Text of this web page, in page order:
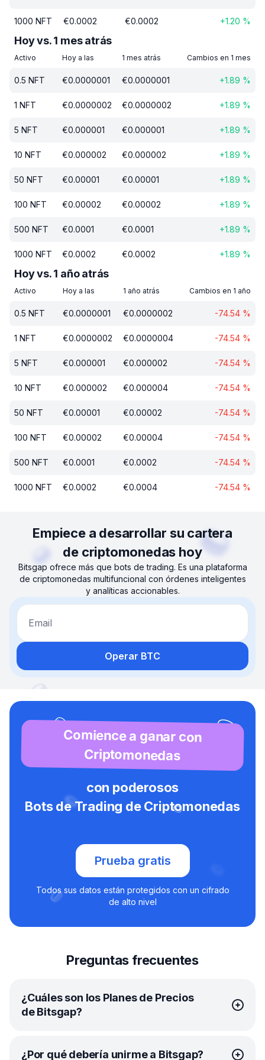
1000 NFT €0.0002 €0.0002 +1.20 %
Hoy vs. 1 mes atrás
Activo Hoy a las 1 mes atrás Cambios en 1 mes
0.5 NFT €0.0000001 €0.0000001 +1.89 %
1 NFT €0.0000002 €0.0000002 +1.89 %
5 NFT €0.000001 €0.000001 +1.89 %
10 NFT €0.000002 €0.000002 +1.89 %
50 NFT €0.00001 €0.00001 +1.89 %
100 NFT €0.00002 €0.00002 +1.89 %
500 NFT €0.0001 €0.0001 +1.89 %
1000 NFT €0.0002 €0.0002 +1.89 %
Hoy vs. 1 año atrás
Activo Hoy a las 1 año atrás Cambios en 1 año
0.5 NFT €0.0000001 €0.0000002 -74.54 %
1 NFT €0.0000002 €0.0000004 -74.54 %
5 NFT €0.000001 €0.000002 -74.54 %
10 NFT €0.000002 €0.000004 -74.54 %
50 NFT €0.00001 €0.00002 -74.54 %
100 NFT €0.00002 €0.00004 -74.54 %
500 NFT €0.0001 €0.0002 -74.54 %
1000 NFT €0.0002 €0.0004 -74.54 %
Empiece a desarrollar su cartera
de criptomonedas hoy
Bitsgap ofrece más que bots de trading. Es una plataforma
de criptomonedas multifuncional con órdenes inteligentes
y analíticas accionables.
Email
Operar BTC
Comience a ganar con
Criptomonedas
con poderosos
Bots de Trading de Criptomonedas
Prueba gratis
Todos sus datos están protegidos con un cifrado
de alto nivel
Preguntas frecuentes
¿Cuáles son los Planes de Precios
de Bitsgap?
Bitsgap ofrece planes
sencillos y asequibles que
¿Por qué debería unirme a Bitsgap?